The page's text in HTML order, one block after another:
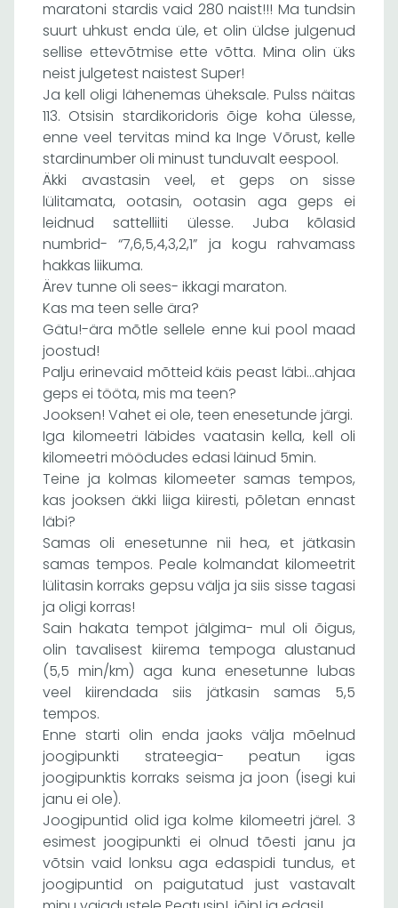
maratoni stardis vaid 280 naist!!! Ma tundsin
suurt uhkust enda üle, et olin üldse julgenud
sellise ettevõtmise ette võtta. Mina olin üks
neist julgetest naistest Super!
Ja kell oligi lähenemas üheksale. Pulss näitas
113. Otsisin stardikoridoris õige koha ülesse,
enne veel tervitas mind ka Inge Võrust, kelle
stardinumber oli minust tunduvalt eespool.
Äkki avastasin veel, et geps on sisse
lülitamata, ootasin, ootasin aga geps ei
leidnud sattelliiti ülesse. Juba kõlasid
numbrid- “7,6,5,4,3,2,1” ja kogu rahvamass
hakkas liikuma.
Ärev tunne oli sees- ikkagi maraton.
Kas ma teen selle ära?
Gätu!-ära mõtle sellele enne kui pool maad
joostud!
Palju erinevaid mõtteid käis peast läbi…ahjaa
geps ei tööta, mis ma teen?
Jooksen! Vahet ei ole, teen enesetunde järgi.
Iga kilomeetri läbides vaatasin kella, kell oli
kilomeetri möödudes edasi läinud 5min.
Teine ja kolmas kilomeeter samas tempos,
kas jooksen äkki liiga kiiresti, põletan ennast
läbi?
Samas oli enesetunne nii hea, et jätkasin
samas tempos. Peale kolmandat kilomeetrit
lülitasin korraks gepsu välja ja siis sisse tagasi
ja oligi korras!
Sain hakata tempot jälgima- mul oli õigus,
olin tavalisest kiirema tempoga alustanud
(5,5 min/km) aga kuna enesetunne lubas
veel kiirendada siis jätkasin samas 5,5
tempos.
Enne starti olin enda jaoks välja mõelnud
joogipunkti strateegia- peatun igas
joogipunktis korraks seisma ja joon (isegi kui
janu ei ole).
Joogipuntid olid iga kolme kilomeetri järel. 3
esimest joogipunkti ei olnud tõesti janu ja
võtsin vaid lonksu aga edaspidi tundus, et
joogipuntid on paigutatud just vastavalt